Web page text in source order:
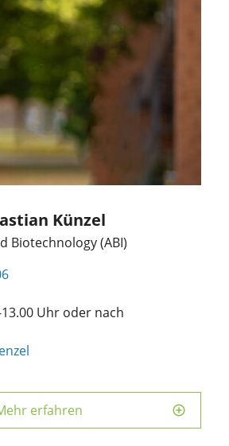
Künzel
Biotechnology (ABI)
Uhr oder nach
erfahren